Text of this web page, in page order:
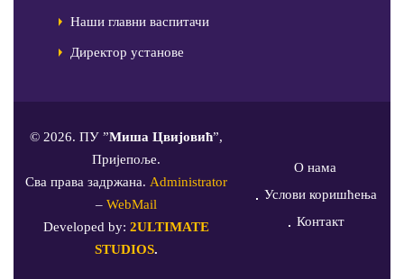
Наши главни васпитачи
Директор установе
© 2026. ПУ ”Миша Цвијовић”,
Пријепоље.
Сва права задржана. Administrator
–WebMail
Developed by: 2ULTIMATE
STUDIOS.
О нама
Услови коришћења
Контакт